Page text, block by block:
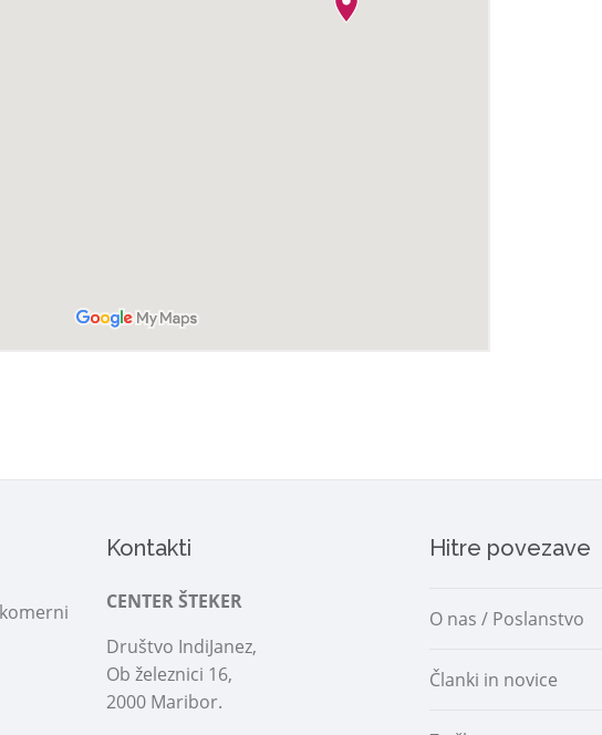
Kontakti
CENTER ŠTEKER
Društvo IndiJanez,
Ob železnici 16,
2000 Maribor.
Hitre povezave
O nas / Poslanstvo
Članki in novice